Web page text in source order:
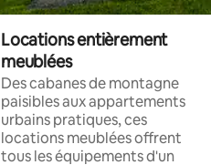
Locations entièrement
meublées
Des cabanes de montagne
paisibles aux appartements
urbains pratiques, ces
locations meublées offrent
tous les équipements d'un